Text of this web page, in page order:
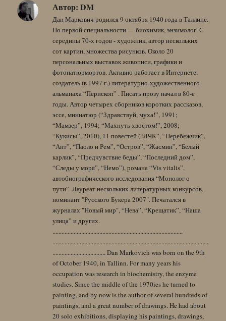
Автор: DM
Дан Маркович родился 9 октября 1940 года в Таллине.
По первой специальности — биохимик, энзимолог. С
середины 70-х годов - художник, автор нескольких
сот картин, множества рисунков. Около 20
персональных выставок живописи, графики и
фотонатюрмортов. Активно работает в Интернете,
создатель (в 1997 г.) литературно-художественного
альманаха “Перископ” . Писать прозу начал в 80-е
годы. Автор четырех сборников коротких рассказов,
эссе, миниатюр (“Здравствуй, муха!”, 1991;
“Мамзер”, 1994; “Махнуть хвостом!”, 2008;
“Кукисы”, 2010), 11 повестей (“ЛЧК”, “Перебежчик”,
“Ант”, “Паоло и Рем”, “Остров”, “Жасмин”, “Белый
карлик”, “Предчувствие беды”, “Последний дом”,
“Следы у моря”, “Немо”), романа “Vis vitalis”,
автобиографического исследования “Монолог о
пути”. Лауреат нескольких литературных конкурсов,
номинант "Русского Букера 2007". Печатался в
журналах "Новый мир", “Нева”, “Крещатик”, “Наша
улица” и других.
......................................................................................
.......................................................................................................
................................... Dan Markovich was born on the 9th
of October 1940, in Tallinn. For many years his
occupation was research in biochemistry, the enzyme
studies. Since the middle of the 1970ies he turned to
painting, and by now is the author of several hundreds of
paintings, and a great number of drawings. He had about
20 solo exhibitions, displaying his paintings, drawings,